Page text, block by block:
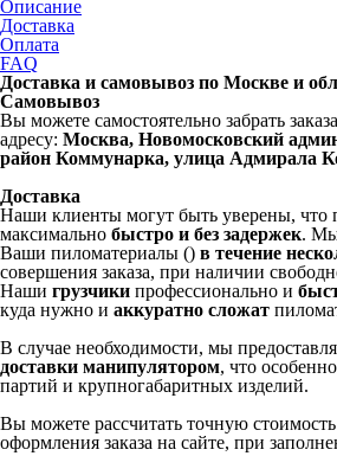
Описание
Доставка
Оплата
FAQ
Доставка и самовывоз по Москве и
Самовывоз
Вы можете самостоятельно забрать
адресу: Москва, Новомосковский
район Коммунарка, улица Адмирала
Доставка
Наши клиенты могут быть уверены, что
максимально быстро и без задержек. Мы
Ваши пиломатериалы () в течение
совершения заказа, при наличии
Наши грузчики профессионально и
куда нужно и аккуратно сложат
В случае необходимости, мы
доставки манипулятором, что
партий и крупногабаритных изделий.
Вы можете рассчитать точную
оформления заказа на сайте, при